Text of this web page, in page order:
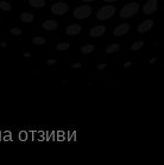
отзиви